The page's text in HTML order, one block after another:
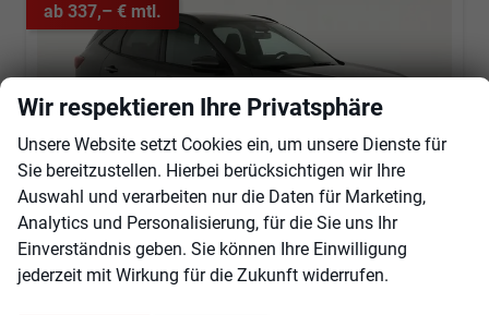
ab 337,– € mtl.
Ford Kuga
Wir respektieren Ihre Privatsphäre
Unsere Website setzt Cookies ein, um unsere Dienste für
Sie bereitzustellen. Hierbei berücksichtigen wir Ihre
Auswahl und verarbeiten nur die Daten für Marketing,
Analytics und Personalisierung, für die Sie uns Ihr
Einverständnis geben. Sie können Ihre Einwilligung
jederzeit mit Wirkung für die Zukunft widerrufen.